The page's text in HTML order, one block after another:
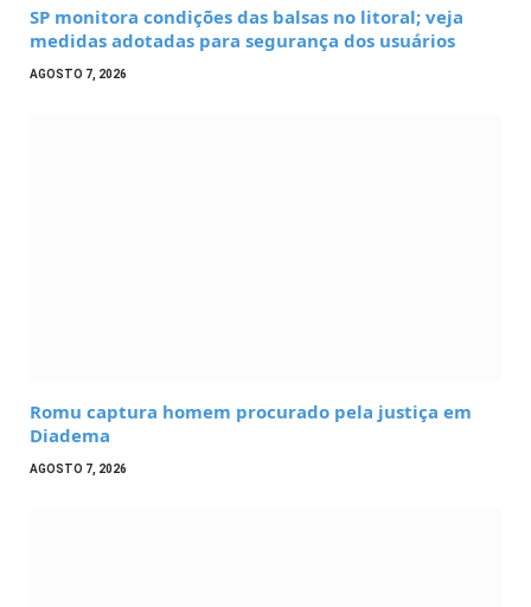
SP monitora condições das balsas no litoral; veja
medidas adotadas para segurança dos usuários
AGOSTO 7, 2026
Romu captura homem procurado pela justiça em
Diadema
AGOSTO 7, 2026